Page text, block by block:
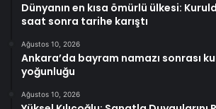
Dünyanın en kısa ömürlü ülkesi:
saat sonra tarihe karıştı
Ağustos 10, 2026
Ankara’da bayram namazı sonrası
yoğunluğu
Ağustos 10, 2026